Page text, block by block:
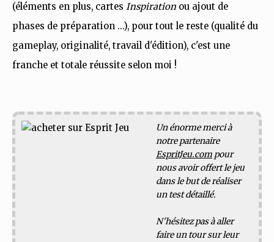
(éléments en plus, cartes Inspiration ou ajout de
phases de préparation ...), pour tout le reste (qualité du
gameplay, originalité, travail d'édition), c'est une
franche et totale réussite selon moi !
Un énorme merci à
notre partenaire
EspritJeu.com pour
nous avoir offert le jeu
dans le but de réaliser
un test détaillé.
N'hésitez pas à aller
faire un tour sur leur